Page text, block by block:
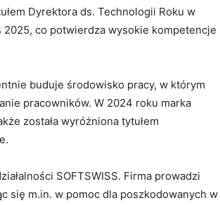
Dyrektora ds. Technologii Roku w
2025, co potwierdza wysokie kompetencje
buduje środowisko pracy, w którym
pracowników. W 2024 roku marka
została wyróżniona tytułem
SOFTSWISS. Firma prowadzi
się m.in. w pomoc dla poszkodowanych w